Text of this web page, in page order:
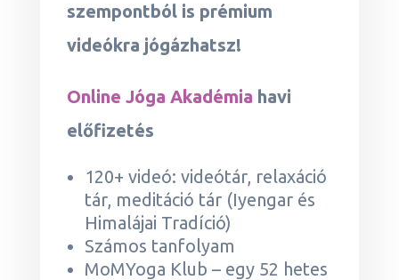
szempontból is prémium
videókra jógázhatsz!
Online Jóga Akadémia havi
előfizetés
120+ videó: videótár, relaxáció
tár, meditáció tár (Iyengar és
Himalájai Tradíció)
Számos tanfolyam
MoMYoga Klub – egy 52 hetes